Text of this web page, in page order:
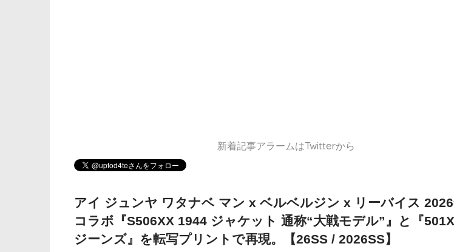
新着記事アラームはTwitterから
アイ ジュンヤ ワタナベ マン x ベルベルジン x リーバイス
コラボ『S506XX 1944 ジャケット 通称“大戦モデル”』と『
ジーンズ』を転写プリントで再現。【26SS / 2026SS】